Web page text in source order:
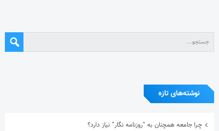
نوشته‌های تازه
چرا جامعه همچنان به “روزنامه نگار” نیاز دارد؟